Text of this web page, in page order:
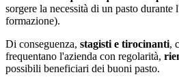
sorgere la necessità di un pasto
formazione).
Di conseguenza, stagisti e tirocinanti,
frequentano l'azienda con regolarità,
possibili beneficiari dei buoni pasto.